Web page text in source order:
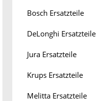
Bosch Ersatzteile
DeLonghi Ersatzteile
Jura Ersatzteile
Krups Ersatzteile
Melitta Ersatzteile